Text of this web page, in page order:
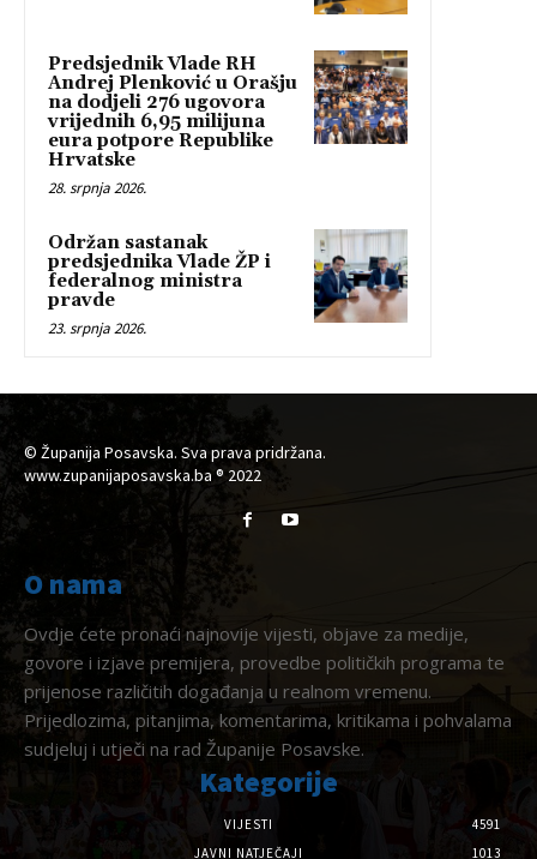
Predsjednik Vlade RH
Andrej Plenković u Orašju
na dodjeli 276 ugovora
vrijednih 6,95 milijuna
eura potpore Republike
Hrvatske
28. srpnja 2026.
Održan sastanak
predsjednika Vlade ŽP i
federalnog ministra
pravde
23. srpnja 2026.
© Županija Posavska. Sva prava pridržana.
www.zupanijaposavska.ba ® 2022
O nama
Ovdje ćete pronaći najnovije vijesti, objave za medije,
govore i izjave premijera, provedbe političkih programa te
prijenose različitih događanja u realnom vremenu.
Prijedlozima, pitanjima, komentarima, kritikama i pohvalama
sudjeluj i utječi na rad Županije Posavske.
Kategorije
VIJESTI
4591
JAVNI NATJEČAJI
1013